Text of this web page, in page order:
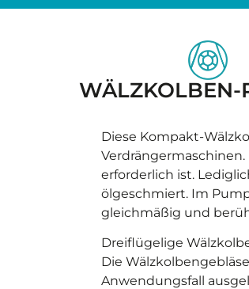
WÄLZKOLBEN-
Diese Kompakt-
erforderlich ist.
ölgeschmiert. Im
gleichmäßig und
Dreiflügelige
Die
Anwendungsfall